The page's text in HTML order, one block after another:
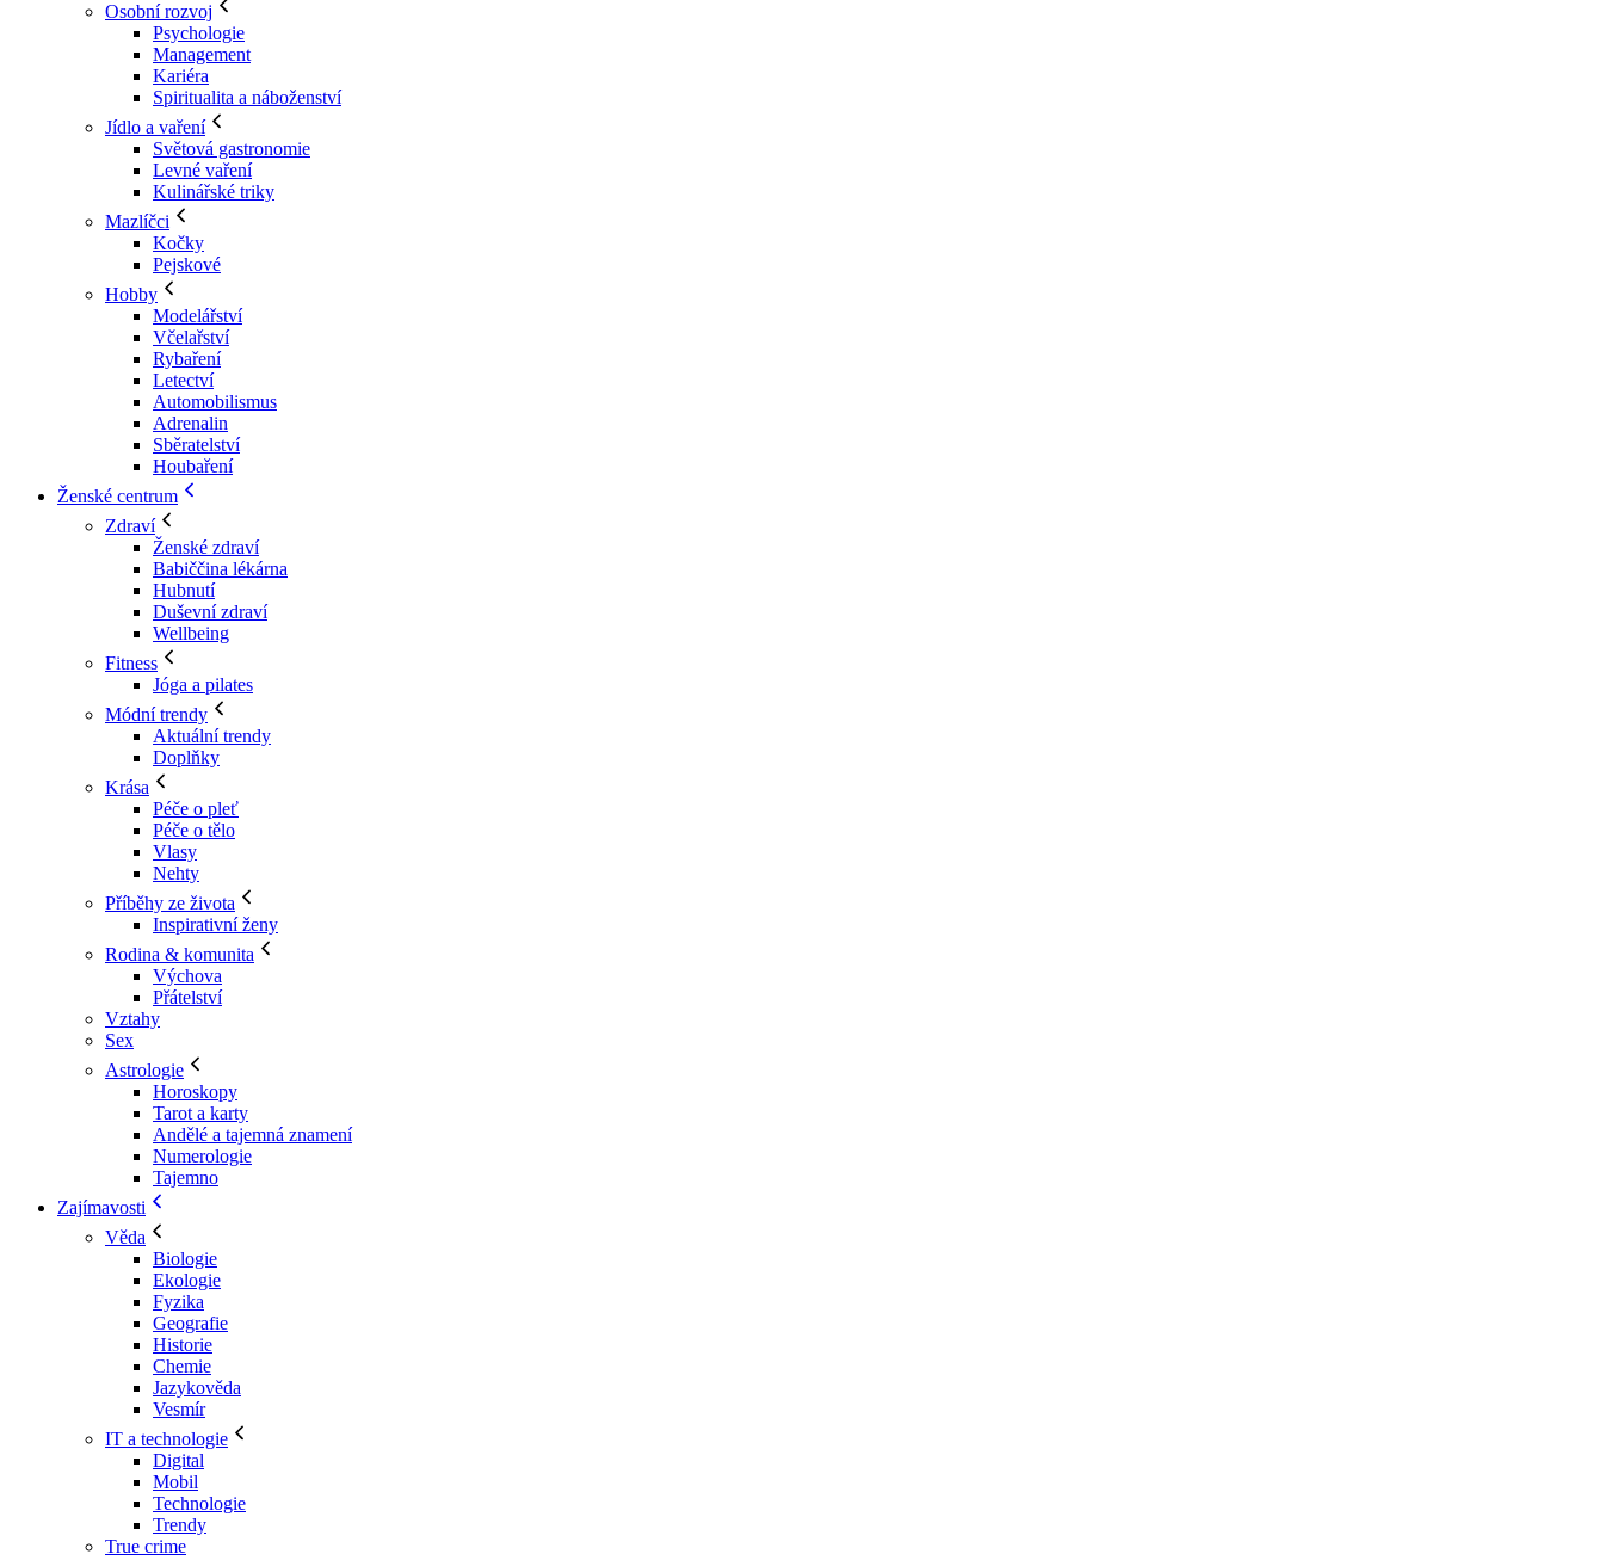
Osobní rozvoj
Psychologie
Management
Kariéra
Spiritualita a náboženství
Jídlo a vaření
Světová gastronomie
Levné vaření
Kulinářské triky
Mazlíčci
Kočky
Pejskové
Hobby
Modelářství
Včelařství
Rybaření
Letectví
Automobilismus
Adrenalin
Sběratelství
Houbaření
Ženské centrum
Zdraví
Ženské zdraví
Babiččina lékárna
Hubnutí
Duševní zdraví
Wellbeing
Fitness
Jóga a pilates
Módní trendy
Aktuální trendy
Doplňky
Krása
Péče o pleť
Péče o tělo
Vlasy
Nehty
Příběhy ze života
Inspirativní ženy
Rodina & komunita
Výchova
Přátelství
Vztahy
Sex
Astrologie
Horoskopy
Tarot a karty
Andělé a tajemná znamení
Numerologie
Tajemno
Zajímavosti
Věda
Biologie
Ekologie
Fyzika
Geografie
Historie
Chemie
Jazykověda
Vesmír
IT a technologie
Digital
Mobil
Technologie
Trendy
True crime